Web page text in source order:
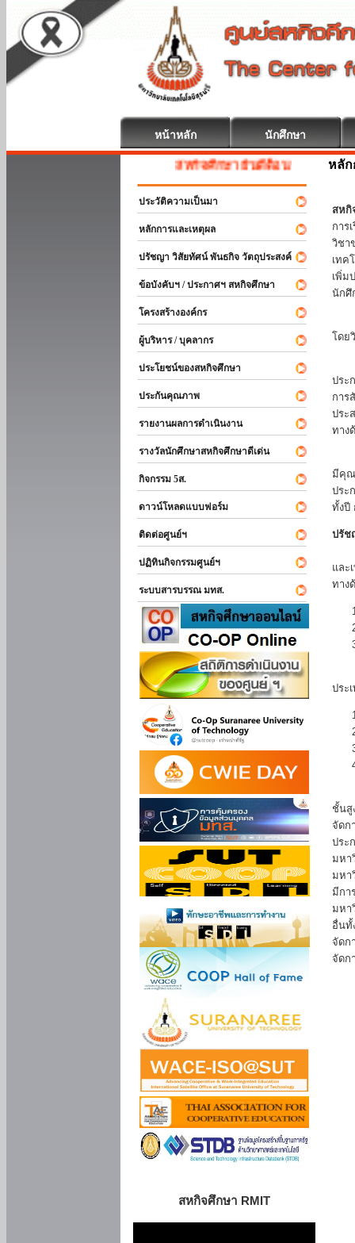
หน้าหลัก นักศึกษา
สหกิจศึกษา ยินดีต้อนรับ
ประวัติความเป็นมา
หลักการและเหตุผล
ปรัชญา วิสัยทัศน์ พันธกิจ วัตถุประสงค์
ข้อบังคับฯ / ประกาศฯ สหกิจศึกษา
โครงสร้างองค์กร
ผู้บริหาร / บุคลากร
ประโยชน์ของสหกิจศึกษา
ประกันคุณภาพ
รายงานผลการดำเนินงาน
รางวัลนักศึกษาสหกิจศึกษาดีเด่น
กิจกรรม 5ส.
ดาวน์โหลดแบบฟอร์ม
ติดต่อศูนย์ฯ
ปฏิทินกิจกรรมศูนย์ฯ
ระบบสารบรรณ มทส.
สหกิจศึกษา RMIT
หลัก
สหกิ
การ
วิชา
เทค
เพิ่ม
นักศึ
โดย
ประ
การ
ประ
ทาง
มีคุณ
ประ
ทั้งปี
ปรัช
และ
ทาง
ประ
ชั้นสู
จัดก
ประ
มหา
มหา
มีกา
มหา
อื่นทั้
จัดก
จัดก